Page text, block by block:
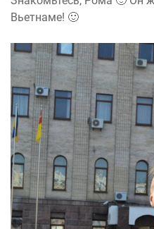
Вьетнаме! 🙂